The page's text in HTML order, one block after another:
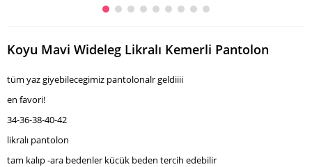
Koyu Mavi Wideleg Likralı Kemerli Pantolon
tüm yaz giyebilecegimiz pantolonalr geldiiii
en favori!
34-36-38-40-42
likralı pantolon
tam kalıp -ara bedenler kücük beden tercih edebilir